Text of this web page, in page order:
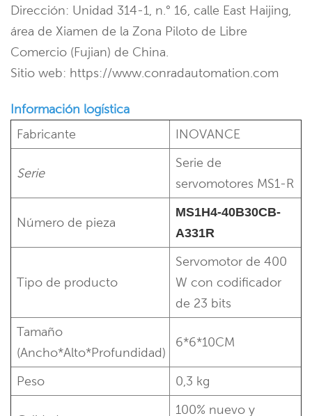
Dirección: Unidad 314-1, n.° 16, calle East Haijing,
área de Xiamen de la Zona Piloto de Libre
Comercio (Fujian) de China.
Sitio web: https://www.conradautomation.com
Información logística
Fabricante
INOVANCE
Serie
Serie de
servomotores MS1-R
Número de pieza
MS1H4-40B30CB-
A331R
Tipo de producto
Servomotor de 400
W con codificador
de 23 bits
Tamaño
(Ancho*Alto*Profundidad)
6*6*10CM
Peso 0,3 kg
100% nuevo y